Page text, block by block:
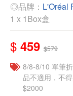
◎品牌： L'Oréal
1 x 1Box盒
$ 459 $579
8/8-8/10 單筆
品不適用，不
$2000